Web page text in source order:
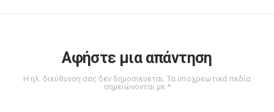
Αφήστε μια απάντηση
Η ηλ. διεύθυνση σας δεν δημοσιεύεται. Τα υποχρεωτικά πεδία
σημειώνονται με *